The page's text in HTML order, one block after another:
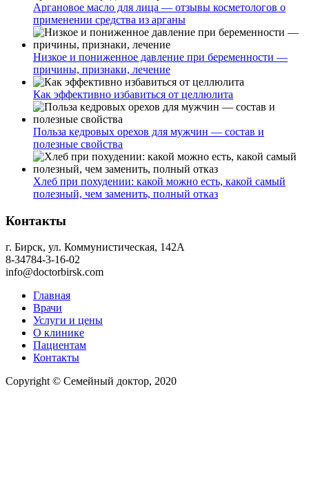
Аргановое масло для лица — отзывы косметологов о
применении средства из арганы
Низкое и пониженное давление при беременности —
причины, признаки, лечение
Как эффективно избавиться от целлюлита
Польза кедровых орехов для мужчин — состав и
полезные свойства
Хлеб при похудении: какой можно есть, какой самый
полезный, чем заменить, полный отказ
Контакты
г. Бирск, ул. Коммунистическая, 142А
8-34784-3-16-02
info@doctorbirsk.com
Главная
Врачи
Услуги и цены
О клинике
Пациентам
Контакты
Copyright © Семейный доктор, 2020